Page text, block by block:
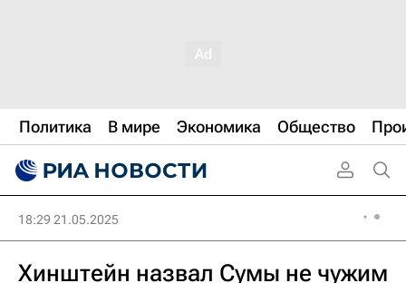
Политика В мире Экономика Общество
18:29 21.05.2025
Хинштейн назвал Сумы не чужим